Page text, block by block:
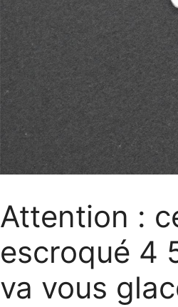
Attention :
escroqué 4
va vous